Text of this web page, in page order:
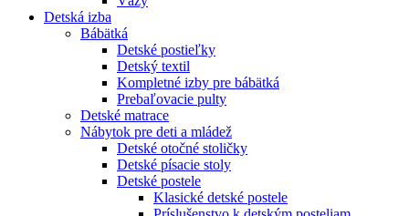
Detská izba
Bábätká
Detské postieľky
Detský textil
Kompletné izby pre bábätká
Prebaľovacie pulty
Detské matrace
Nábytok pre deti a mládež
Detské otočné stoličky
Detské písacie stoly
Detské postele
Klasické detské postele